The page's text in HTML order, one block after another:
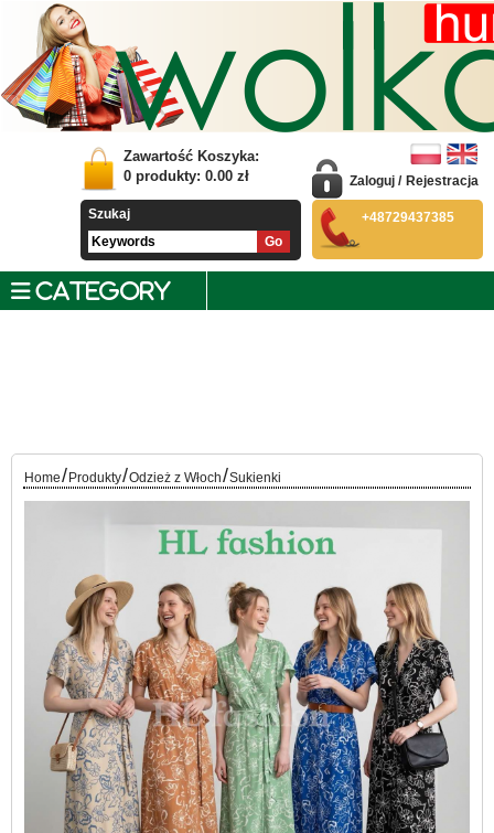
Zawartość Koszyka:
0 produkty: 0.00 zł
Szukaj
Zaloguj / Rejestracja
+48729437385
CATEGORY
Home/ Produkty/Odzież z Włoch/Sukienki